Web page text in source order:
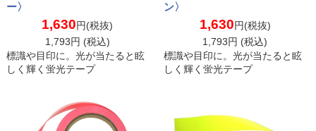
ー〉
1,630円(税抜)
1,793円 (税込)
標識や目印に。光が当たると眩
しく輝く蛍光テープ
ン〉
1,630円(税抜)
1,793円 (税込)
標識や目印に。光が当たると眩
しく輝く蛍光テープ